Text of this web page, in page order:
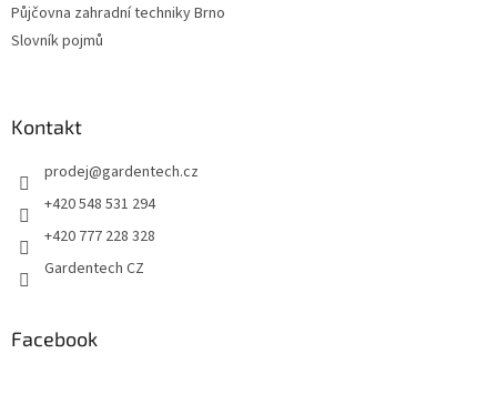
Půjčovna zahradní techniky Brno
Slovník pojmů
Kontakt
prodej@gardentech.cz
+420 548 531 294
+420 777 228 328
Gardentech CZ
Facebook